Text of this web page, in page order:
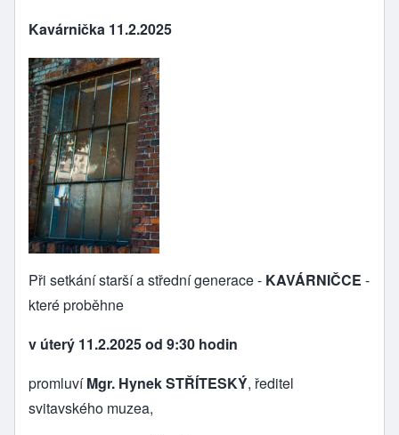
Kavárnička 11.2.2025
Při setkání starší a střední generace - KAVÁRNIČCE -
které proběhne
v úterý 11.2.2025 od 9:30 hodin
promluvíMgr. Hynek STŘÍTESKÝ, ředitel
svitavského muzea,